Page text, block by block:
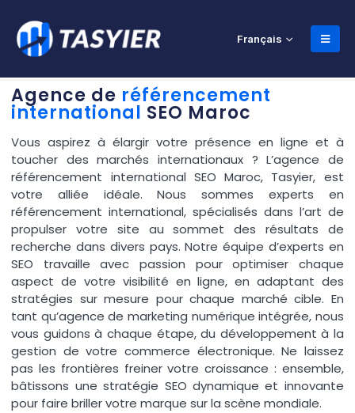
Français
Agence de référencement
international SEO Maroc
Vous aspirez à élargir votre présence en ligne et à
toucher des marchés internationaux ? L’agence de
référencement international SEO Maroc, Tasyier, est
votre alliée idéale. Nous sommes experts en
référencement international, spécialisés dans l’art de
propulser votre site au sommet des résultats de
recherche dans divers pays. Notre équipe d’experts en
SEO travaille avec passion pour optimiser chaque
aspect de votre visibilité en ligne, en adaptant des
stratégies sur mesure pour chaque marché cible. En
tant qu’agence de marketing numérique intégrée, nous
vous guidons à chaque étape, du développement à la
gestion de votre commerce électronique. Ne laissez
pas les frontières freiner votre croissance : ensemble,
bâtissons une stratégie SEO dynamique et innovante
pour faire briller votre marque sur la scène mondiale.